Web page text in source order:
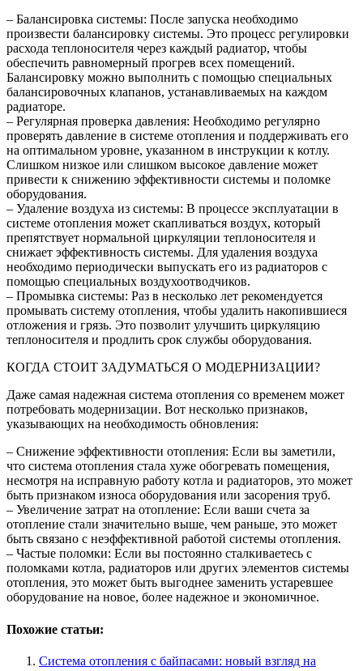
– Балансировка системы: После запуска необходимо
произвести балансировку системы. Это процесс регулировки
расхода теплоносителя через каждый радиатор, чтобы
обеспечить равномерный прогрев всех помещений.
Балансировку можно выполнить с помощью специальных
балансировочных клапанов, устанавливаемых на каждом
радиаторе.
– Регулярная проверка давления: Необходимо регулярно
проверять давление в системе отопления и поддерживать его
на оптимальном уровне, указанном в инструкции к котлу.
Слишком низкое или слишком высокое давление может
привести к снижению эффективности системы и поломке
оборудования.
– Удаление воздуха из системы: В процессе эксплуатации в
системе отопления может скапливаться воздух, который
препятствует нормальной циркуляции теплоносителя и
снижает эффективность системы. Для удаления воздуха
необходимо периодически выпускать его из радиаторов с
помощью специальных воздухоотводчиков.
– Промывка системы: Раз в несколько лет рекомендуется
промывать систему отопления, чтобы удалить накопившиеся
отложения и грязь. Это позволит улучшить циркуляцию
теплоносителя и продлить срок службы оборудования.
КОГДА СТОИТ ЗАДУМАТЬСЯ О МОДЕРНИЗАЦИИ?
Даже самая надежная система отопления со временем может
потребовать модернизации. Вот несколько признаков,
указывающих на необходимость обновления:
– Снижение эффективности отопления: Если вы заметили,
что система отопления стала хуже обогревать помещения,
несмотря на исправную работу котла и радиаторов, это может
быть признаком износа оборудования или засорения труб.
– Увеличение затрат на отопление: Если ваши счета за
отопление стали значительно выше, чем раньше, это может
быть связано с неэффективной работой системы отопления.
– Частые поломки: Если вы постоянно сталкиваетесь с
поломками котла, радиаторов или других элементов системы
отопления, это может быть выгоднее заменить устаревшее
оборудование на новое, более надежное и экономичное.
Похожие статьи:
Система отопления с байпасами: новый взгляд на